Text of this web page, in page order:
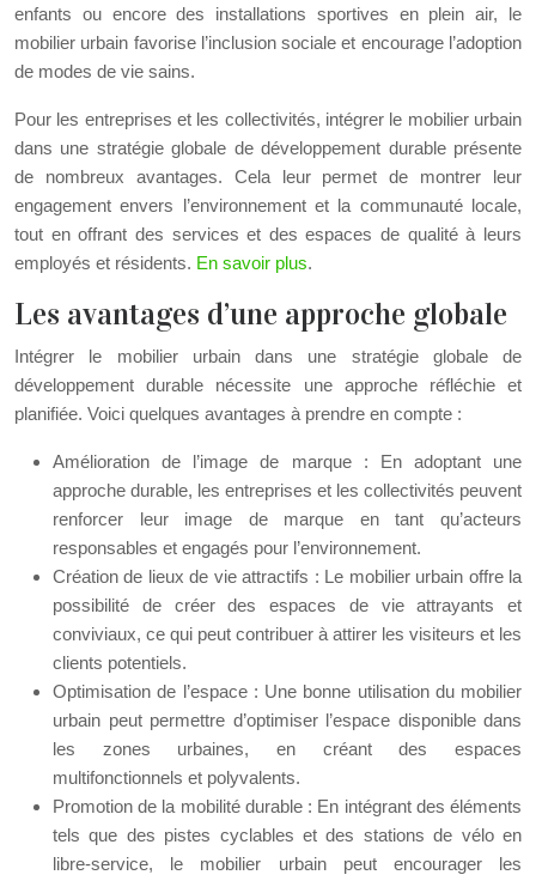
enfants ou encore des installations sportives en plein air, le
mobilier urbain favorise l’inclusion sociale et encourage l’adoption
de modes de vie sains.
Pour les entreprises et les collectivités, intégrer le mobilier urbain
dans une stratégie globale de développement durable présente
de nombreux avantages. Cela leur permet de montrer leur
engagement envers l’environnement et la communauté locale,
tout en offrant des services et des espaces de qualité à leurs
employés et résidents. En savoir plus.
Les avantages d’une approche globale
Intégrer le mobilier urbain dans une stratégie globale de
développement durable nécessite une approche réfléchie et
planifiée. Voici quelques avantages à prendre en compte :
Amélioration de l’image de marque : En adoptant une
approche durable, les entreprises et les collectivités peuvent
renforcer leur image de marque en tant qu’acteurs
responsables et engagés pour l’environnement.
Création de lieux de vie attractifs : Le mobilier urbain offre la
possibilité de créer des espaces de vie attrayants et
conviviaux, ce qui peut contribuer à attirer les visiteurs et les
clients potentiels.
Optimisation de l’espace : Une bonne utilisation du mobilier
urbain peut permettre d’optimiser l’espace disponible dans
les zones urbaines, en créant des espaces
multifonctionnels et polyvalents.
Promotion de la mobilité durable : En intégrant des éléments
tels que des pistes cyclables et des stations de vélo en
libre-service, le mobilier urbain peut encourager les